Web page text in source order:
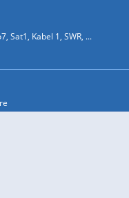
Sat1, Kabel 1, SWR, ...